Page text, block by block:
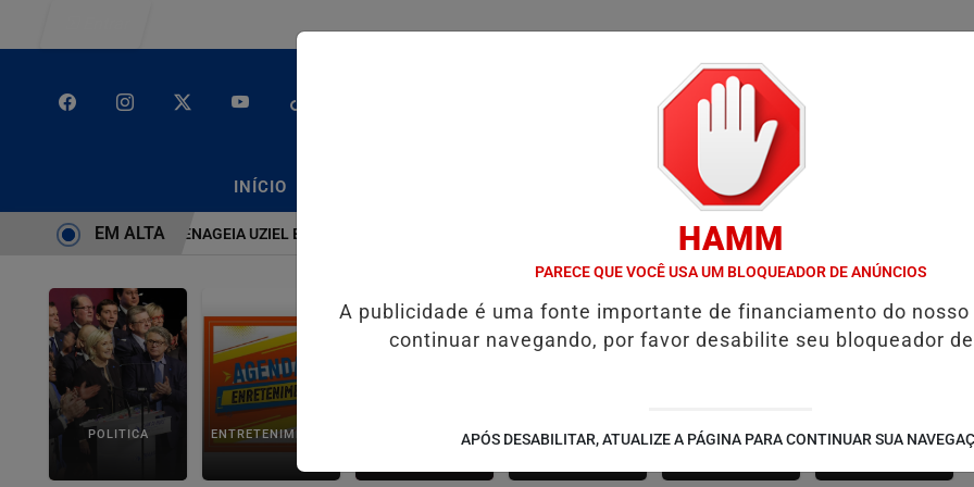
INÍCIO COLUNAS / EMPREGOS
É BRUTO” HOMENAGEIA UZIEL BUENO NO TERRAÇO MINEIRO D' GUST RECEBE MOACIR CALDAS E CAIQUE PIMENTA COM O
EM ALTA
POLITICA ENTRETENIMENTO SALVADOR AQUI! SÃO JOÃO 2.6
NOTÍCIAS
FUTEBOL
HAMM
PARECE QUE VOCÊ USA UM BLOQUEADOR DE ANÚNCIOS
A publicidade é uma fonte importante de financiamento do nosso
continuar navegando, por favor desabilite seu bloqueador
APÓS DESABILITAR, ATUALIZE A PÁGINA PARA CONTINUAR SUA